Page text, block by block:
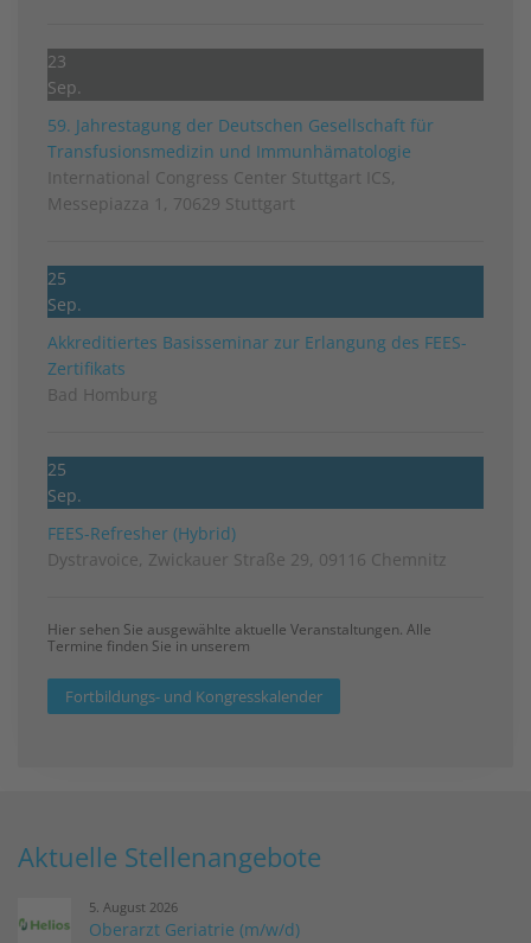
23
Sep.
59. Jahrestagung der Deutschen Gesellschaft für
Transfusionsmedizin und Immunhämatologie
International Congress Center Stuttgart ICS,
Messepiazza 1, 70629 Stuttgart
25
Sep.
Akkreditiertes Basisseminar zur Erlangung des FEES-
Zertifikats
Bad Homburg
25
Sep.
FEES-Refresher (Hybrid)
Dystravoice, Zwickauer Straße 29, 09116 Chemnitz
Hier sehen Sie ausgewählte aktuelle Veranstaltungen. Alle
Termine finden Sie in unserem
Fortbildungs- und Kongresskalender
Aktuelle Stellenangebote
5. August 2026
Oberarzt Geriatrie (m/w/d)